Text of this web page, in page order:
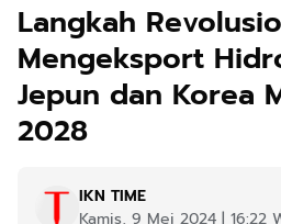
Langkah
Mengeksport
Jepun dan Korea
2028
IKN TIME
Kamis, 9 Mei 2024 | 16:22